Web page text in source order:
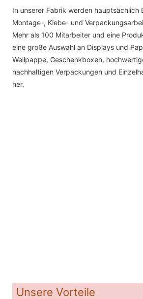
In unserer Fabrik werden hauptsächlich
Montage-, Klebe- und
Mehr als 100 Mitarbeiter und eine
eine große Auswahl an Displays und
Wellpappe, Geschenkboxen,
nachhaltigen Verpackungen und
her.
Unsere Vorteile